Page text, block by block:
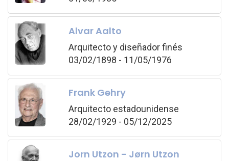
Alvar Aalto
Arquitecto y diseñador finés
03/02/1898 - 11/05/1976
Frank Gehry
Arquitecto estadounidense
28/02/1929 - 05/12/2025
Jorn Utzon - Jørn Utzon